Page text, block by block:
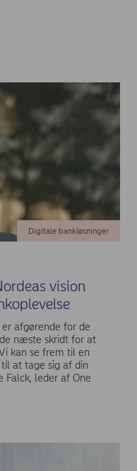
Digitale bankløsninger
vision
afgørende for de
næste skridt for at
kan se frem til en
at tage sig af din
Falck, leder af One